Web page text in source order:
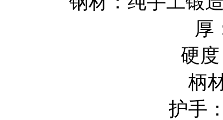
厚
硬
柄
护手